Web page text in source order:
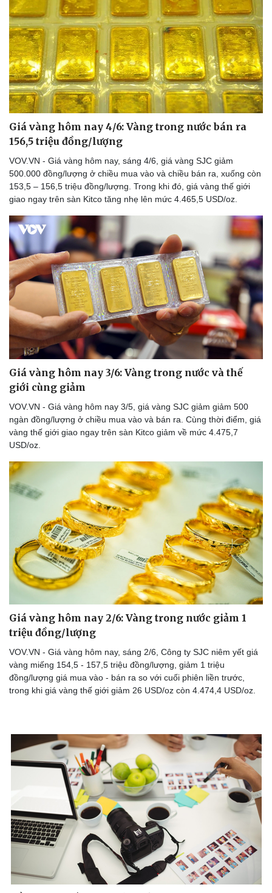
Thể thao
Bóng đá
Lịch thi đấu bóng đá
Thế giới thể thao
eSports
Ô tô - Xe máy
Ô tô
Xe máy
Tư vấn
Giá vàng hôm nay 4/6: Vàng trong nước bán ra
156,5 triệu đồng/lượng
VOV.VN - Giá vàng hôm nay, sáng 4/6, giá vàng SJC giảm
500.000 đồng/lượng ở chiều mua vào và chiều bán ra, xuống còn
153,5 – 156,5 triệu đồng/lượng. Trong khi đó, giá vàng thế giới
giao ngay trên sàn Kitco tăng nhẹ lên mức 4.465,5 USD/oz.
Giá vàng hôm nay 3/6: Vàng trong nước và thế
giới cùng giảm
VOV.VN - Giá vàng hôm nay 3/5, giá vàng SJC giảm giảm 500
ngàn đồng/lượng ở chiều mua vào và bán ra. Cùng thời điểm, giá
vàng thế giới giao ngay trên sàn Kitco giảm về mức 4.475,7
USD/oz.
Giá vàng hôm nay 2/6: Vàng trong nước giảm 1
triệu đồng/lượng
VOV.VN - Giá vàng hôm nay, sáng 2/6, Công ty SJC niêm yết giá
vàng miếng 154,5 - 157,5 triệu đồng/lượng, giảm 1 triệu
đồng/lượng giá mua vào - bán ra so với cuối phiên liền trước,
trong khi giá vàng thế giới giảm 26 USD/oz còn 4.474,4 USD/oz.